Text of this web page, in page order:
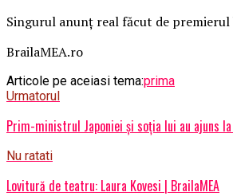
Singurul anunț real făcut de
BrailaMEA.ro
Articole pe aceiasi tema:prima
Urmatorul
Prim-ministrul Japoniei și soția lui au ajuns
Nu ratati
Lovitură de teatru: Laura Kovesi | BrailaMEA